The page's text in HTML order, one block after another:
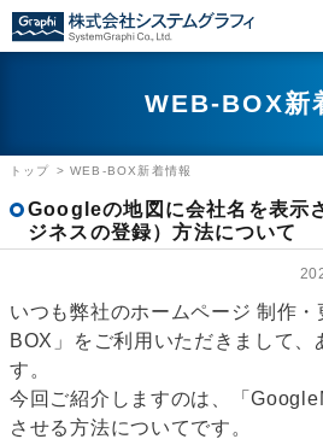
WEB-BOX新
トップ >WEB-BOX新着情報
Googleの地図に会社名を表示
ジネスの登録）方法について
いつも弊社のホームページ 制作・
BOX」をご利用いただきまして、
す。
今回ご紹介しますのは、「
させる方法についてです。